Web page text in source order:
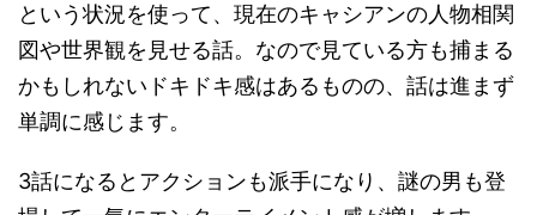
という状況を使って、現在のキャシアンの人物相関
図や世界観を見せる話。なので見ている方も捕まる
かもしれないドキドキ感はあるものの、話は進まず
単調に感じます。
3話になるとアクションも派手になり、謎の男も登